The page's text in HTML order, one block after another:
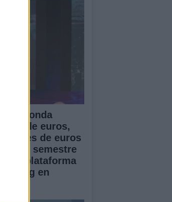
una ronda
de euros,
de euros
semestre
su plataforma
en